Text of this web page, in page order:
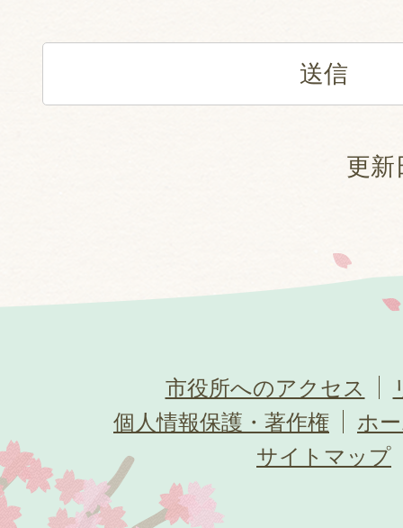
更新
市役所へのアクセス
個人情報保護・著作権
ホ
サイトマップ